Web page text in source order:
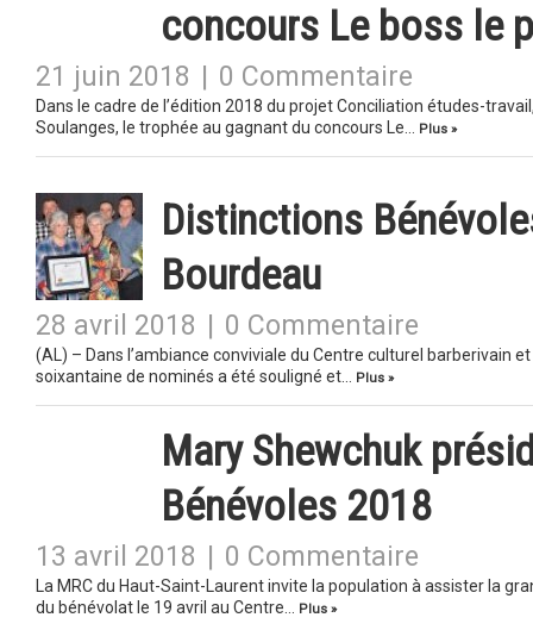
concours Le boss le
21 juin 2018 0 Commentaire
Dans le cadre de l’édition 2018 du projet Conciliation études-
Soulanges, le trophée au gagnant du concours Le…
Plus »
Distinctions
Bourdeau
28 avril 2018 0 Commentaire
(AL) – Dans l’ambiance conviviale du Centre culturel barberivain
soixantaine de nominés a été souligné et…
Plus »
Mary Shewchuk
Bénévoles 2018
13 avril 2018 0 Commentaire
La MRC du Haut-Saint-Laurent invite la population à assister la
du bénévolat le 19 avril au Centre…
Plus »